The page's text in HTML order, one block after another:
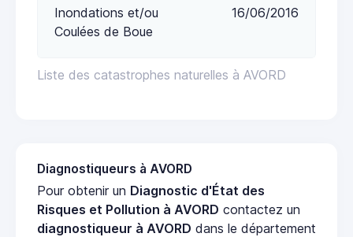
Liste des catastrophes naturelles à AVORD
Inondations et/ou
Coulées de Boue
16/06/2016
Diagnostiqueurs à AVORD
Pour obtenir un Diagnostic d'État des
Risques et Pollution à AVORD contactez un
diagnostiqueur à AVORD dans le département